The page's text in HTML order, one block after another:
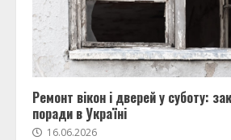
Ремонт вікон і дверей у суботу:
поради в Україні
16.06.2026